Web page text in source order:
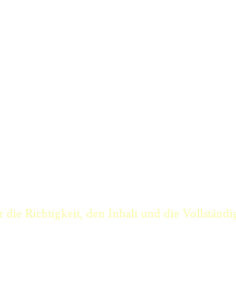
die Richtigkeit, den Inhalt und die